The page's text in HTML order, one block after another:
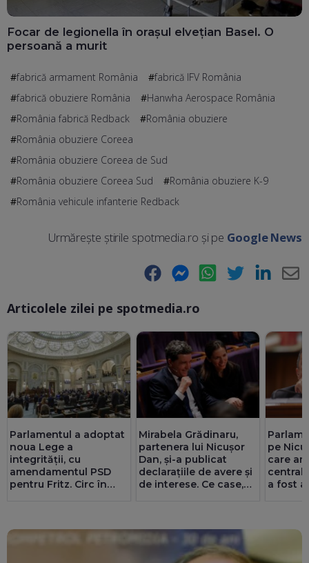
Focar de legionella în orașul elvețian Basel. O
persoană a murit
fabrică armament România
fabrică IFV România
fabrică obuziere România
Hanwha Aerospace România
România fabrică Redback
România obuziere
România obuziere Coreea
România obuziere Coreea de Sud
România obuziere Coreea Sud
România obuziere K-9
România vehicule infanterie Redback
Urmărește știrile spotmedia.ro și pe Google News
Facebook Messenger WhatsApp Twitter LinkedIn
Articolele zilei pe spotmedia.ro
Parlamentul a adoptat
noua Lege a
integrității, cu
amendamentul PSD
pentru Fritz. Circ în
Mirabela Grădinaru,
partenera lui Nicușor
Dan, și-a publicat
declarațiile de avere și
de interese. Ce case,
pe
care
a fost